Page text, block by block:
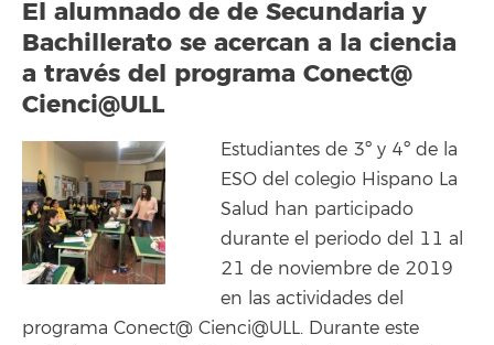
El alumnado de de Secundaria y
Bachillerato se acercan a la ciencia
a través del programa Conect@
Cienci@ULL
Estudiantes de 3º y 4º de la
ESO del colegio Hispano La
Salud han participado
durante el periodo del 11 al
21 de noviembre de 2019
en las actividades del
programa Conect@ Cienci@ULL. Durante este